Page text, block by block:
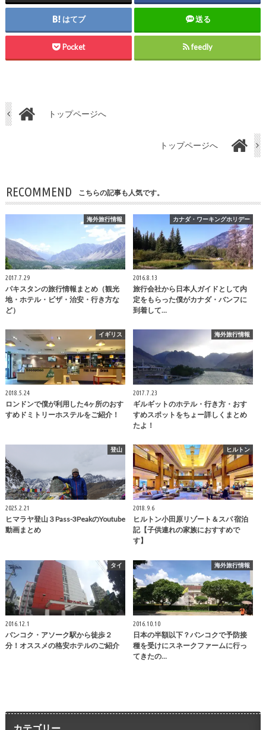
はてブ 送る
Pocket feedly
トップページへ
トップページへ
RECOMMEND こちらの記事も人気です。
海外旅行情報
2017.7.29
パキスタンの旅行情報まとめ（観光
地・ホテル・ビザ・治安・行き方な
ど）
カナダ・ワーキングホリデー
2016.8.13
旅行会社から日本人ガイドとして内
定をもらった僕がカナダ・バンフに
到着して…
イギリス
2018.5.24
ロンドンで僕が利用した4ヶ所のおす
すめドミトリーホステルをご紹介！
海外旅行情報
2017.7.23
ギルギットのホテル・行き方・おす
すめスポットをちょー詳しくまとめ
たよ！
登山
2025.2.21
ヒマラヤ登山３Pass-3PeakのYoutube
動画まとめ
ヒルトン
2018.9.6
ヒルトン小田原リゾート＆スパ 宿泊
記【子供連れの家族におすすめで
す】
タイ
2016.12.1
バンコク・アソーク駅から徒歩２
分！オススメの格安ホテルのご紹介
海外旅行情報
2016.10.10
日本の半額以下？バンコクで予防接
種を受けにスネークファームに行っ
てきたの…